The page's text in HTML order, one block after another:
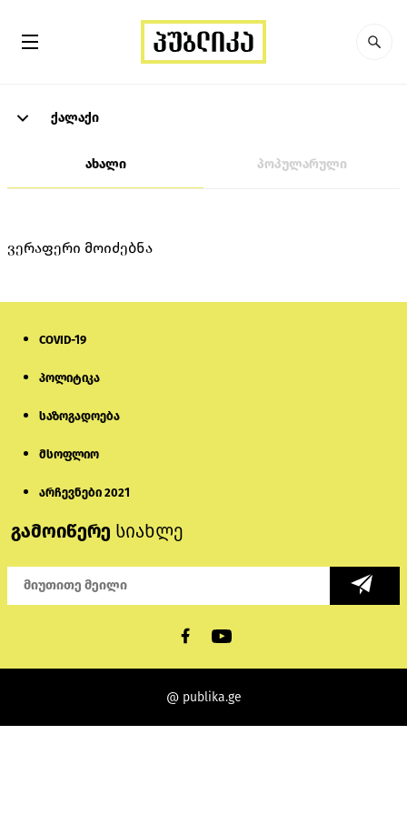
ქალაქი
ახალი პოპულარული
ვერაფერი მოიძებნა
COVID-19
პოლიტიკა
საზოგადოება
მსოფლიო
არჩევნები 2021
გამოიწერე სიახლე
@ publika.ge